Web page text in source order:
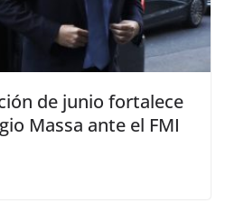
de junio fortalece
Massa ante el FMI